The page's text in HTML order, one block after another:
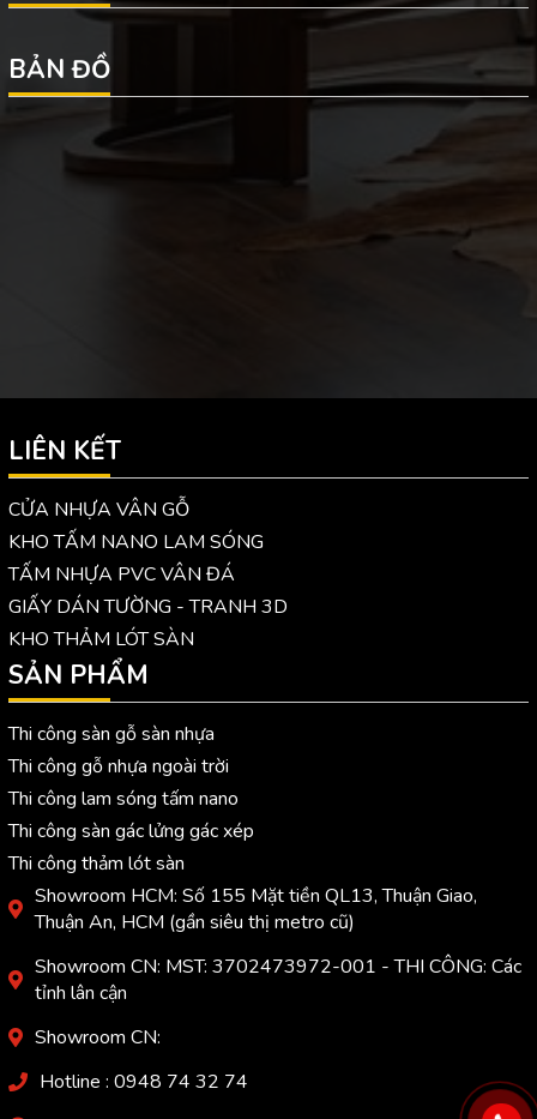
BẢN ĐỒ
LIÊN KẾT
CỬA NHỰA VÂN GỖ
KHO TẤM NANO LAM SÓNG
TẤM NHỰA PVC VÂN ĐÁ
GIẤY DÁN TƯỜNG - TRANH 3D
KHO THẢM LÓT SÀN
SẢN PHẨM
Thi công sàn gỗ sàn nhựa
Thi công gỗ nhựa ngoài trời
Thi công lam sóng tấm nano
Thi công sàn gác lửng gác xép
Thi công thảm lót sàn
Showroom HCM: Số 155 Mặt tiền QL13, Thuận Giao,
Thuận An, HCM (gần siêu thị metro cũ)
Showroom CN: MST: 3702473972-001 - THI CÔNG: Các
tỉnh lân cận
Showroom CN:
Hotline : 0948 74 32 74